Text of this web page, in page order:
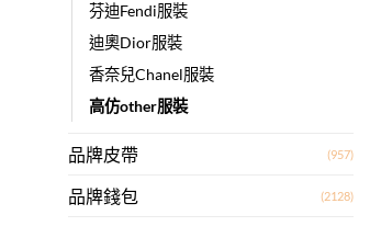
芬迪Fendi服裝
迪奧Dior服裝
香奈兒Chanel服裝
高仿other服裝
品牌皮帶 (957)
品牌錢包 (2128)